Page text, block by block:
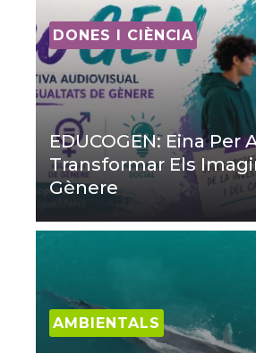
DONES I CIÈNCIA
EDUCOGEN: Eina Per
Transformar Els
Gènere
AMBIENTALS